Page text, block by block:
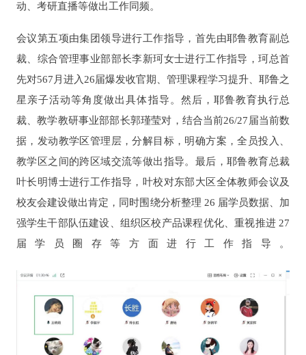
动、考研直播等做出工作同频。
会议第五项由集团领导进行工作指导，首先由耶鲁教育副总
裁、综合管理事业部部长李新珂女士进行工作指导，珂总首
先对567月进入26届爆发收官期、管理课程学习提升、耶鲁之
星亲子活动等角度做出具体指导。然后，耶鲁教育执行总
裁、教学教研事业部部长郭瑾莹对，结合当前26/27届当前数
据，发动教学区管理层，分解目标，明确方案，全员投入、
教学区之间的跨区域交流等做出指导。最后，耶鲁教育总裁
叶长明博士进行工作指导，叶校对东部大区全体教师会议及
校友会建设做出肯定，同时围绕分析整理 26 届学员数据、加
强学生干部队伍建设、组织区校产品课程优化、重视推进 27
届学员圈存等方面进行工作指导。